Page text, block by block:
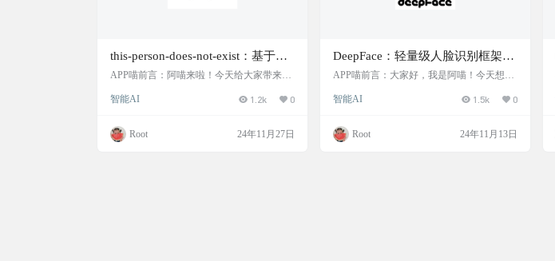
this-person-does-not-exist：基于
GAN生成虚拟人物照片的深度学习
是不存在的人物，代码实现了生成
建逼真的人脸图像
APP喵前言：阿喵来啦！今天给大家带来一
oes-not-exist。这个项目利用生成对抗网络
全虚构的人物照片。想象一下，你能看到一
张张逼真的人脸图像，但他们在现实世界中
智能AI 1.2k 0
Root 24年11月27日
DeepFace：轻量级人脸识别框架，
支持年龄、性别、情绪和种族分
越人类，便捷易用的开发工具
APP喵前言：大家好，我是阿喵！今天想和
e。这是一个轻量级的人脸识别框架，特别
体、安防监控还是用户体验优化中，DeepFa
ce都能帮助快速识别面部特征，分析年龄、
智能AI 1.5k 0
Root 24年11月13日